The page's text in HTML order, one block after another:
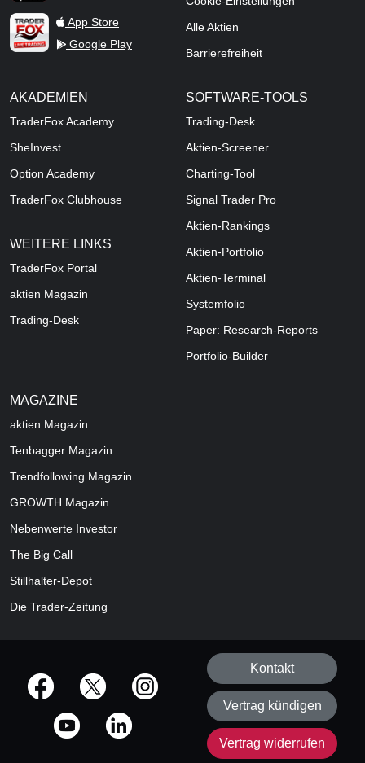
TraderFox Live Trading
App Store
Google Play
Alle Aktien
Barrierefreiheit
AKADEMIEN
TraderFox Academy
SheInvest
Option Academy
TraderFox Clubhouse
WEITERE LINKS
TraderFox Portal
aktien Magazin
Trading-Desk
SOFTWARE-TOOLS
Trading-Desk
Aktien-Screener
Charting-Tool
Signal Trader Pro
Aktien-Rankings
Aktien-Portfolio
Aktien-Terminal
Systemfolio
Paper: Research-Reports
Portfolio-Builder
MAGAZINE
aktien Magazin
Tenbagger Magazin
Trendfollowing Magazin
GROWTH Magazin
Nebenwerte Investor
The Big Call
Stillhalter-Depot
Die Trader-Zeitung
offizielle Social Media-Accounts
Kontakt
Vertrag kündigen
Vertrag widerrufen